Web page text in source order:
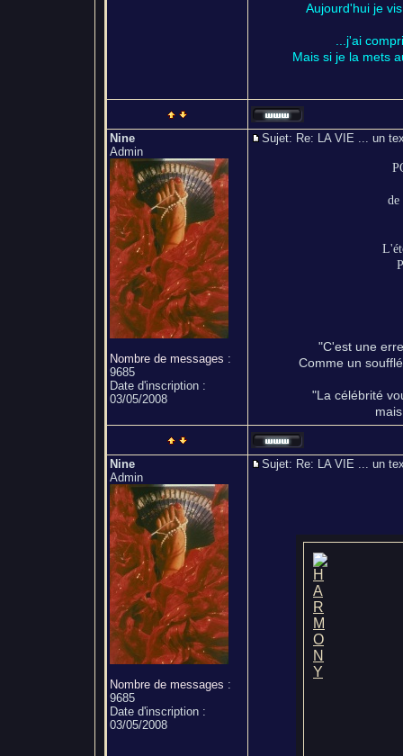
Aujourd'hui je
...j'ai
Mais si je la mets
Nine
Admin
Nombre de messages :
9685
Date d'inscription :
03/05/2008
Sujet: Re: LA VIE ... un
de
"C'est une
Comme un
"La célébrité
Nine
Admin
Nombre de messages :
9685
Date d'inscription :
03/05/2008
Sujet: Re: LA VIE ... un